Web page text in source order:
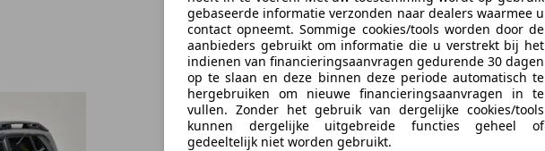
gebaseerde informatie verzonden naar dealers waarmee u
contact opneemt. Sommige cookies/tools worden door de
aanbieders gebruikt om informatie die u verstrekt bij het
indienen van financieringsaanvragen gedurende 30 dagen
op te slaan en deze binnen deze periode automatisch te
hergebruiken om nieuwe financieringsaanvragen in te
vullen. Zonder het gebruik van dergelijke cookies/tools
kunnen dergelijke uitgebreide functies geheel of
gedeeltelijk niet worden gebruikt.